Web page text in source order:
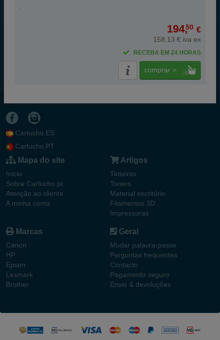
194,50 €
158,13 € iva ex
RECEBA EM 24 HORAS
comprar >
Cartucho.ES
Cartucho.PT
Mapa do site
Inicio
Sobre Cartucho.pt
Atenção ao cliente
A minha conta
Artigos
Tinteiros
Toners
Material escritório
Filamentos 3D
Impressoras
Marcas
Canon
HP
Epson
Lexmark
Brother
Geral
Mudar palavra-passe
Perguntas frequentes
Contacto
Pagamento seguro
Envio & devoluções